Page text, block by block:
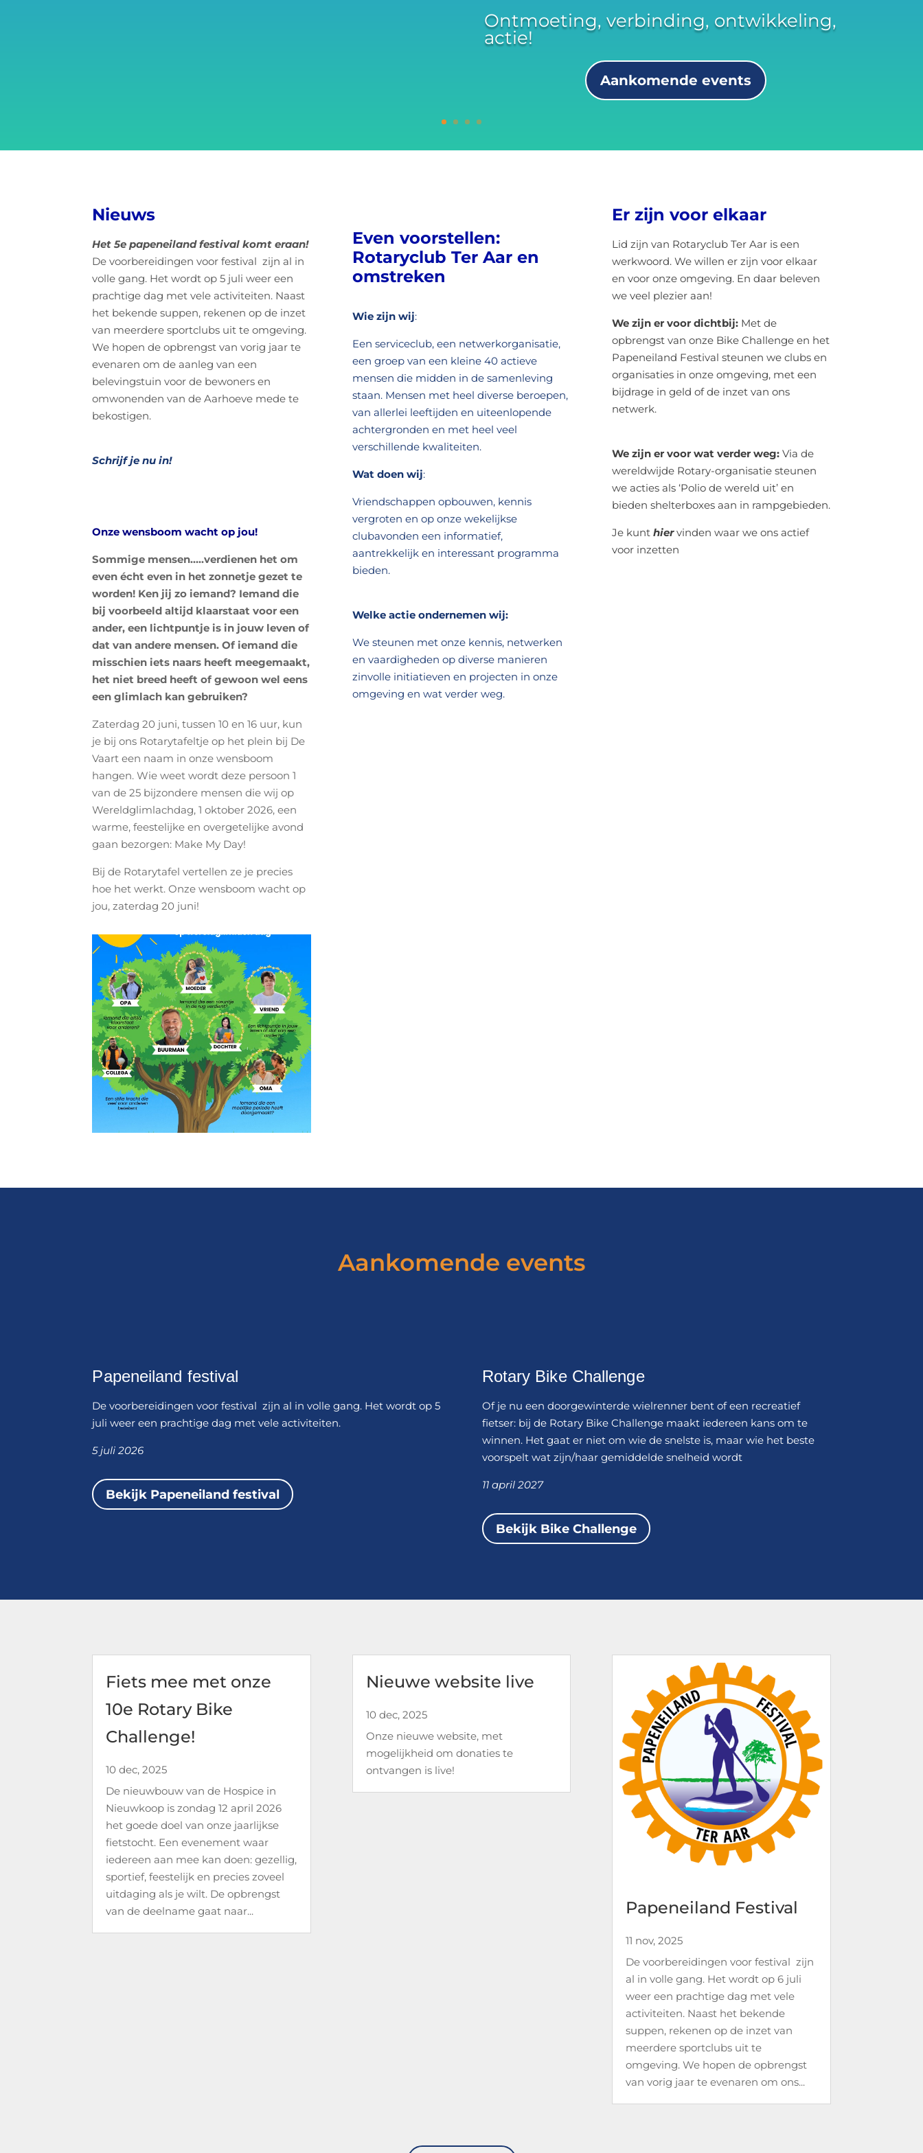
Ontmoeting, verbinding, ontwikkeling,
actie!
Aankomende events
Nieuws
Het 5e papeneiland festival komt eraan!
De voorbereidingen voor festival zijn al in
volle gang. Het wordt op 5 juli weer een
prachtige dag met vele activiteiten. Naast
het bekende suppen, rekenen op de inzet
van meerdere sportclubs uit te omgeving.
We hopen de opbrengst van vorig jaar te
evenaren omde aanleg van een
belevingstuin voor de bewoners en
omwonenden van de Aarhoeve mede te
bekostigen.
Schrijf je nu in!
Onze wensboom wacht op jou!
Sommige mensen…..verdienen het om
even écht even in het zonnetje gezet te
worden! Ken jij zo iemand? Iemand die
bij voorbeeld altijd klaarstaat voor een
ander, een lichtpuntje is in jouw leven of
dat van andere mensen. Of iemand die
misschien iets naars heeft meegemaakt,
het niet breed heeft of gewoon wel eens
een glimlach kan gebruiken?
Zaterdag 20 juni, tussen 10 en 16 uur, kun
je bij ons Rotarytafeltje op het plein bij De
Vaart een naam in onze wensboom
hangen. Wie weet wordt deze persoon 1
van de 25 bijzondere mensen die wij op
Wereldglimlachdag, 1 oktober 2026, een
warme, feestelijke en overgetelijke avond
gaan bezorgen: Make My Day!
Bij de Rotarytafel vertellen ze je precies
hoe het werkt. Onze wensboom wacht op
jou, zaterdag 20 juni!
Even voorstellen:
Rotaryclub Ter Aar en
omstreken
Wie zijn wij:
Een serviceclub, een netwerkorganisatie,
een groep van een kleine 40 actieve
mensen die midden in de samenleving
staan. Mensen met heel diverse beroepen,
van allerlei leeftijden en uiteenlopende
achtergronden en met heel veel
verschillende kwaliteiten.
Wat doen wij:
Vriendschappen opbouwen, kennis
vergroten en op onze wekelijkse
clubavonden een informatief,
aantrekkelijk en interessant programma
bieden.
Welke actie ondernemen wij:
We steunen met onze kennis, netwerken
en vaardigheden op diverse manieren
zinvolle initiatieven en projecten in onze
omgeving en wat verder weg.
Er zijn voor elkaar
Lid zijn van Rotaryclub Ter Aar is een
werkwoord. We willen er zijn voor elkaar
en voor onze omgeving. En daar beleven
we veel plezier aan!
We zijn er voor dichtbij:Met de
opbrengst van onze Bike Challenge en het
Papeneiland Festival steunen we clubs en
organisaties in onze omgeving, met een
bijdrage in geld of de inzet van ons
netwerk.
We zijn er voor wat verder weg:Via de
wereldwijde Rotary-organisatie steunen
we acties als ‘Polio de wereld uit’ en
bieden shelterboxes aan in rampgebieden.
Je kunt hiervinden waar we ons actief
voor inzetten
Aankomende events
Papeneiland festival
De voorbereidingen voor festival zijn al in volle gang. Het wordt op 5
juli weer een prachtige dag met vele activiteiten.
5 juli 2026
Bekijk Papeneiland festival
Rotary Bike Challenge
Of je nu een doorgewinterde wielrenner bent of een recreatief
fietser: bij de Rotary Bike Challenge maakt iedereen kans om te
winnen. Het gaat er niet om wie de snelste is, maar wie het beste
voorspelt wat zijn/haar gemiddelde snelheid wordt
11 april 2027
Bekijk Bike Challenge
Fiets mee met onze
10e Rotary Bike
Challenge!
10 dec, 2025
De nieuwbouw van de Hospice in
Nieuwkoop is zondag 12 april 2026
het goede doel van onze jaarlijkse
fietstocht. Een evenement waar
iedereen aan mee kan doen: gezellig,
sportief, feestelijk en precies zoveel
uitdaging als je wilt. De opbrengst
van de deelname gaat naar...
Nieuwe website live
10 dec, 2025
Onze nieuwe website, met
mogelijkheid om donaties te
ontvangen is live!
Papeneiland Festival
11 nov, 2025
De voorbereidingen voor festival zijn
al in volle gang. Het wordt op 6 juli
weer een prachtige dag met vele
activiteiten. Naast het bekende
suppen, rekenen op de inzet van
meerdere sportclubs uit te
omgeving. We hopen de opbrengst
van vorig jaar te evenaren om ons...